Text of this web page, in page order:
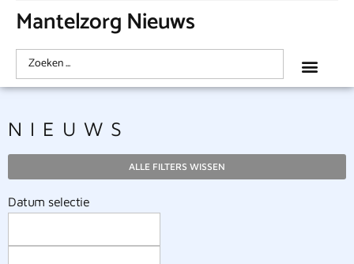
Mantelzorg Nieuws
NIEUWS
ALLE FILTERS WISSEN
Datum selectie